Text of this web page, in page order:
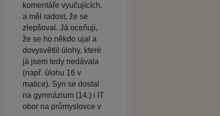
komentáře vyučujících,
a měl radost, že se
zlepšoval. Já oceňuji,
že se ho někdo ujal a
dovysvětlil úlohy, které
já jsem tedy nedávala
(např. úlohu 16 v
matice). Syn se dostal
na gymnázium (14.) i IT
obor na průmyslovce v